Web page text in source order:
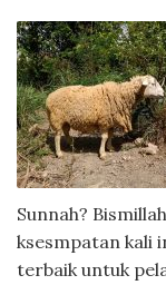
Sunnah?
ksesmpatan kali
terbaik untuk